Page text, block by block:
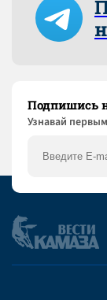
Подпишись
Узнaвай